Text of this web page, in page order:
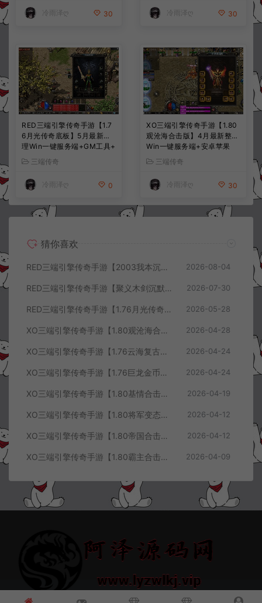
冷雨泽ღ 30 冷雨泽ღ 30
RED三端引擎传奇手游【1.7
6月光传奇底板】5月最新整
理Win一键服务端+GM工具+
PC安卓苹果+详细搭建教程
三端传奇
冷雨泽ღ 0
XO三端引擎传奇手游【1.80
观沧海合击版】4月最新整理
Win一键服务端+安卓苹果
+详细搭建教程
三端传奇
冷雨泽ღ 30
猜你喜欢
RED三端引擎传奇手游【2003我本沉默三职业】8月最新整理Win一键服务端+PC安卓+详细搭建教程 2026-08-04
RED三端引擎传奇手游【聚义木剑沉默高仿嘟嘟沉默】7月最新整理Win一键服务端+PC安卓苹果+详细搭建教程 2026-07-30
RED三端引擎传奇手游【1.76月光传奇底板】5月最新整理Win一键服务端+GM工具+PC安卓苹果+详细搭建教程 2026-05-28
XO三端引擎传奇手游【1.80观沧海合击版】4月最新整理Win一键服务端+安卓苹果+详细搭建教程 2026-04-28
XO三端引擎传奇手游【1.76云海复古传奇】4月最新整理Win一键服务端+PC安卓苹果+详细搭建教程+视频教程 2026-04-24
XO三端引擎传奇手游【1.76巨龙金币合击版】4月最新整理Win一键服务端+PC安卓苹果+详细搭建教程+视频教程 2026-04-24
XO三端引擎传奇手游【1.80基情合击版】4月最新整理Win一键服务端+PC安卓苹果+详细搭建教程+视频教程 2026-04-19
XO三端引擎传奇手游【1.80将军变态合击版】4月最新整理Win一键服务端+PC安卓苹果+详细搭建教程+视频教程 2026-04-12
XO三端引擎传奇手游【1.80帝国合击版】4月最新整理Win一键服务端+PC安卓苹果+详细搭建教程+视频教程 2026-04-12
XO三端引擎传奇手游【1.80霸主合击版】4月最新整理Win一键服务端+PC安卓苹果+详细搭建教程+视频教程 2026-04-09
© 2021~2026 阿泽源码网 www.lyzwlkj.vip 冷雨泽
豫